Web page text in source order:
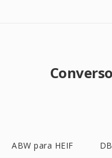
ABW para HEIF